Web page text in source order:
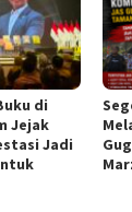
di
Jejak
Jadi